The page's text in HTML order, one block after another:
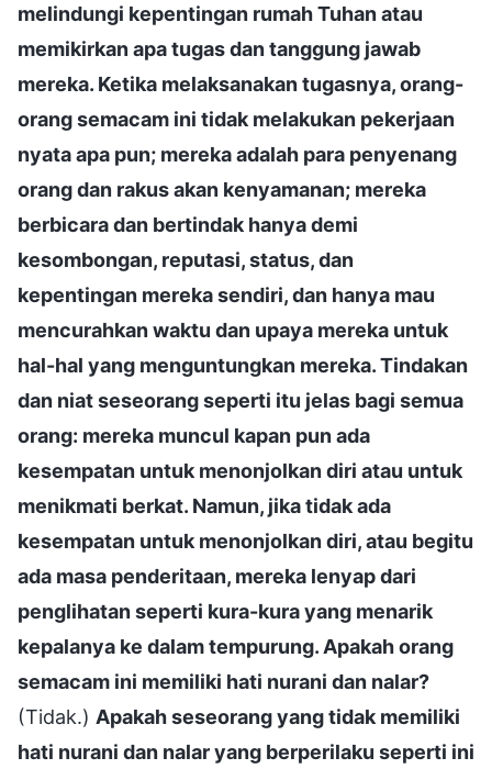
melindungi kepentingan rumah Tuhan atau
memikirkan apa tugas dan tanggung jawab
mereka. Ketika melaksanakan tugasnya, orang-
orang semacam ini tidak melakukan pekerjaan
nyata apa pun; mereka adalah para penyenang
orang dan rakus akan kenyamanan; mereka
berbicara dan bertindak hanya demi
kesombongan, reputasi, status, dan
kepentingan mereka sendiri, dan hanya mau
mencurahkan waktu dan upaya mereka untuk
hal-hal yang menguntungkan mereka. Tindakan
dan niat seseorang seperti itu jelas bagi semua
orang: mereka muncul kapan pun ada
kesempatan untuk menonjolkan diri atau untuk
menikmati berkat. Namun, jika tidak ada
kesempatan untuk menonjolkan diri, atau begitu
ada masa penderitaan, mereka lenyap dari
penglihatan seperti kura-kura yang menarik
kepalanya ke dalam tempurung. Apakah orang
semacam ini memiliki hati nurani dan nalar?
(Tidak.) Apakah seseorang yang tidak memiliki
hati nurani dan nalar yang berperilaku seperti ini